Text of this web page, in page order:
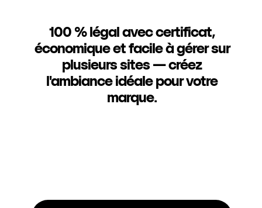
100 % légal avec certificat,
économique et facile à gérer sur
plusieurs sites — créez
l'ambiance idéale pour votre
marque.